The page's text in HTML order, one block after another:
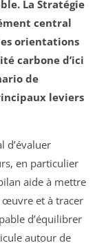
La Stratégie
central
orientations
carbone d’ici
de
leviers
d’évaluer
en particulier
aide à mettre
œuvre et à tracer
d’équilibrer
autour de